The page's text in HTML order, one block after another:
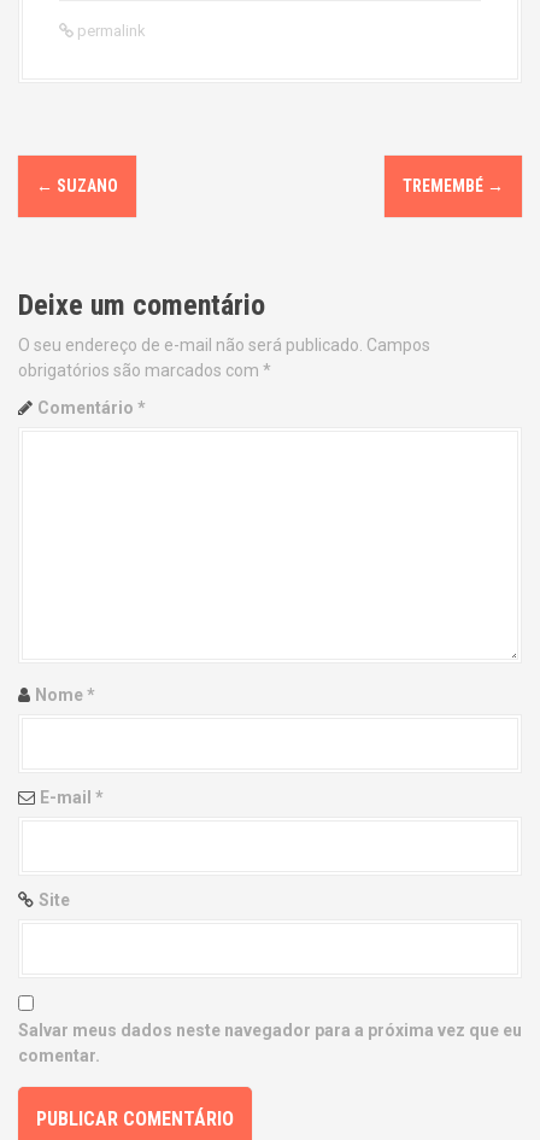
permalink
P
o
t
n
a
i
n
← SUZANO TREMEMBÉ →
Deixe um comentário
O seu endereço de e-mail não será publicado. Campos
obrigatórios são marcados com *
Comentário *
Nome*
E-mail *
Site
Salvar meus dados neste navegador para a próxima vez que eu
comentar.